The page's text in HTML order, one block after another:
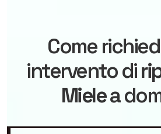
Come
intervento di
Mielea